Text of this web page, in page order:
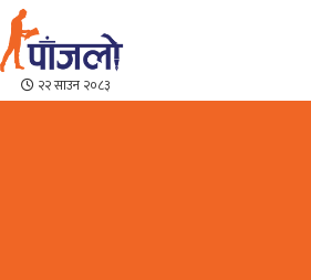
Paajalo News
We are from Far West Nepal
२२ साउन २०८३